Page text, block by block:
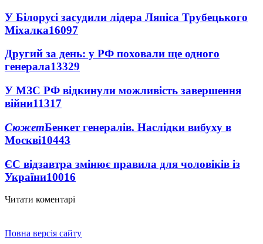
У Білорусі засудили лідера Ляпіса Трубецького
Міхалка16097
Другий за день: у РФ поховали ще одного
генерала13329
У МЗС РФ відкинули можливість завершення
війни11317
СюжетБенкет генералів. Наслідки вибуху в
Москві10443
ЄС відзавтра змінює правила для чоловіків із
України10016
Читати коментарі
Повна версія сайту